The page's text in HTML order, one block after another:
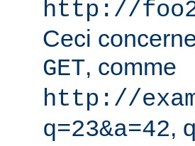
http://
Ceci
GET, comme
http://
q=23&a=42,